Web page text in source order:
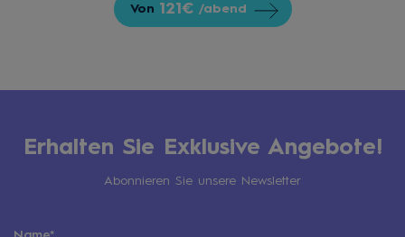
Von 121€ /abend
Erhalten Sie Exklusive Angebote!
Abonnieren Sie unsere Newsletter